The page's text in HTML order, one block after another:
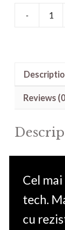
-
Reviews
Cel
tech.
cu